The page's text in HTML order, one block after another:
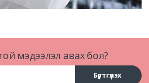
мэдээлэл авах бол?
Бүртгүүлэх